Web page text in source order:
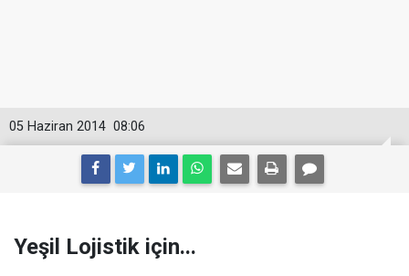
08:06
05 Haziran 2014
Yeşil Lojistik için...